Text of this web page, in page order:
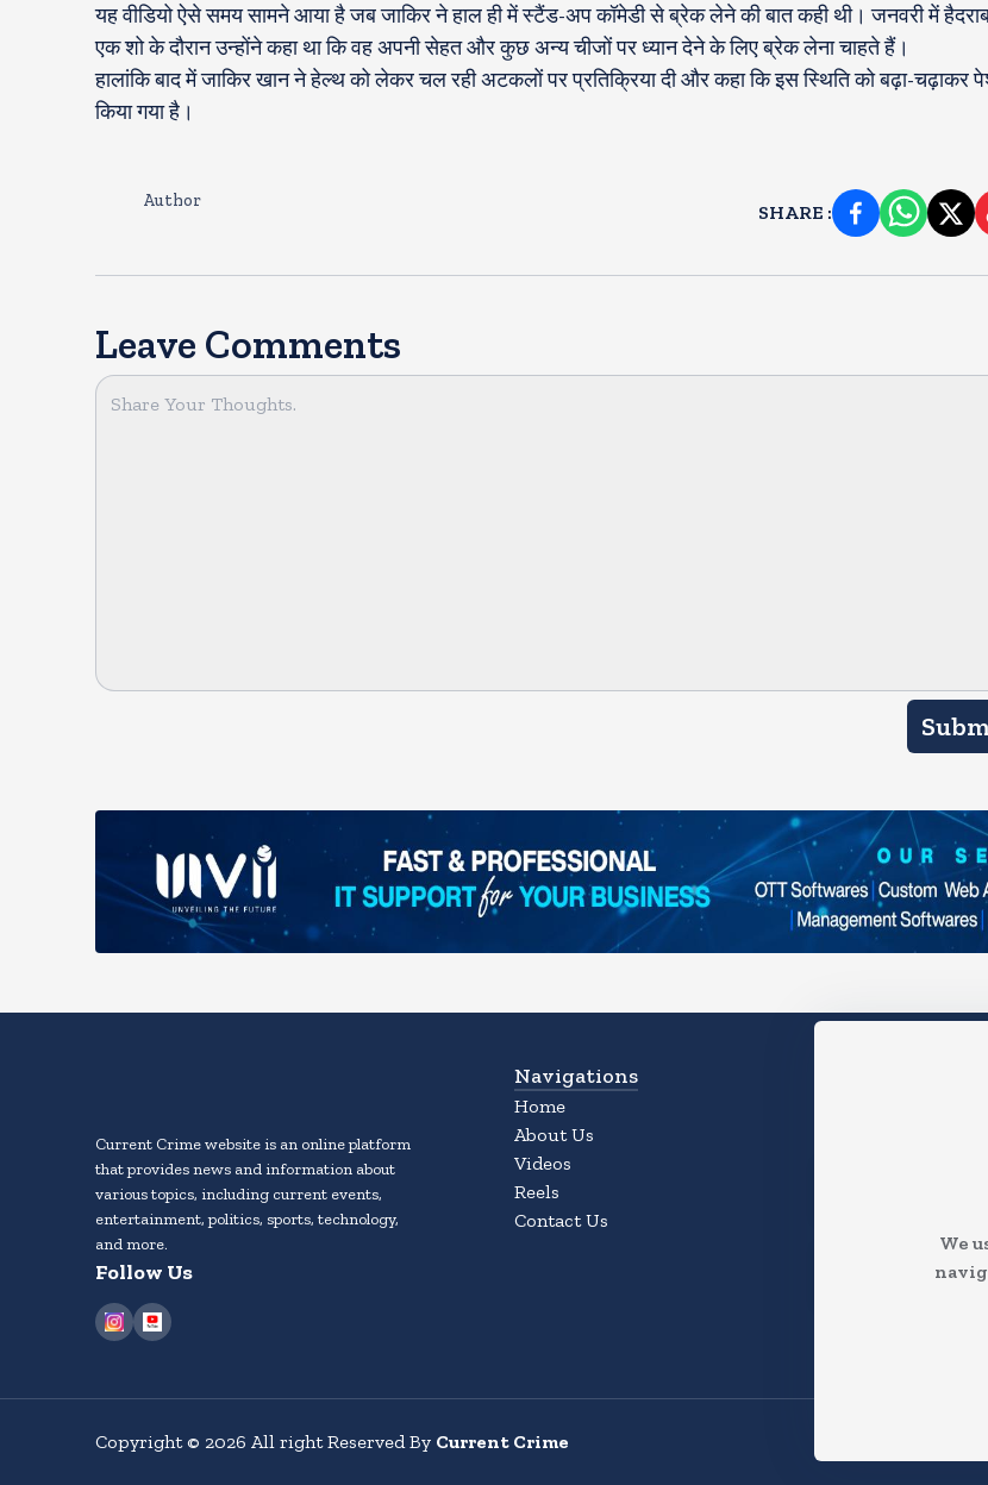
यह वीडियो ऐसे समय सामने आया है जब जाकिर ने हाल ही में स्टैंड-अप कॉमेडी से ब्रेक लेने की बात कही थी। जनवरी में
एक शो के दौरान उन्होंने कहा था कि वह अपनी सेहत और कुछ अन्य चीजों पर ध्यान देने के लिए ब्रेक लेना चाहते हैं।
हालांकि बाद में जाकिर खान ने हेल्थ को लेकर चल रही अटकलों पर प्रतिक्रिया दी और कहा कि इस स्थिति को बढ़ा-चढ़ाकर
किया गया है।
Author
SHARE :
Leave Comments
We
Current Crime website is an online platform
that provides news and information about
various topics, including current events,
entertainment, politics, sports, technology,
and more.
Follow Us
Navigations
Home
About Us
Videos
Reels
Contact Us
Copyright© 2026 All right Reserved By Current Crime